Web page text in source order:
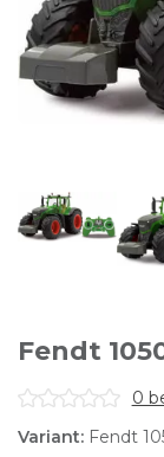
Fendt
0
Variant: Fendt